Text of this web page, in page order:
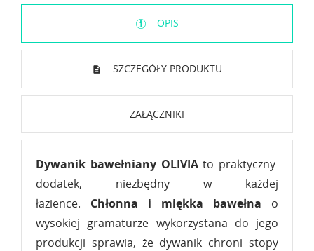
OPIS
SZCZEGÓŁY PRODUKTU
ZAŁĄCZNIKI
Dywanik bawełniany OLIVIAto praktyczny
dodatek, niezbędny w każdej
łazience. Chłonna i miękka bawełna o
wysokiej gramaturze wykorzystana do jego
produkcji sprawia, że dywanik chroni stopy